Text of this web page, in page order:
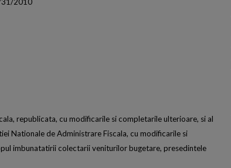
republicata, cu modificarile si completarile ulterioare, si al
Nationale de Administrare Fiscala, cu modificarile si
imbunatatirii colectarii veniturilor bugetare, presedintele